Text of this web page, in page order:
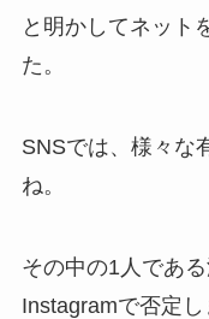
と明かしてネット
た。
SNSでは、様々な
ね。
その中の1人であ
Instagramで否定し